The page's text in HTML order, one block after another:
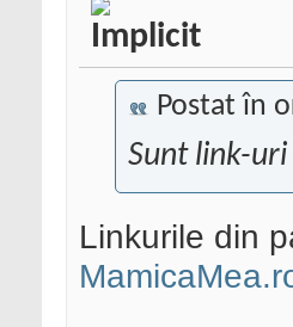
Postat în
Sunt link-
Linkurile din